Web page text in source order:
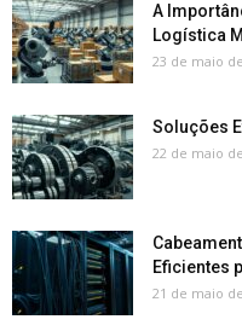
A
Logística
23 de maio
Soluções
22 de maio
Eficientes
21 de maio